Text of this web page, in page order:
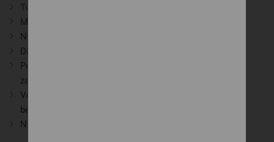
Tvorí ho 22 bukových masívnych šroubovaných lát
Medzera medzi latami je 4 cm
Nosnosť 160 kg
Diaľkové ovládanie
Pevný spoj medzi jednotlivými latkami a bočnicami
zabezpečuje
Vďaka
bezpečná
Na sklade pre postele 200 x 90 cm a 200 x 80 cm.